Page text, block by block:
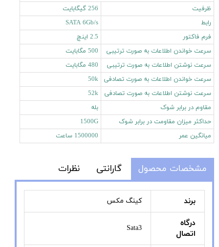
ظرفیت
256 گیگابایت
رابط
SATA 6Gb/s
فرم فاکتور
2.5 اینچ
سرعت خواندن اطلاعات به صورت ترتیبی
500 مگابایت
سرعت نوشتن اطلاعات به صورت ترتیبی
480 مگابایت
سرعت خواندن اطلاعات به صورت تصادفی
50k
سرعت نوشتن اطلاعات به صورت تصادفی
52k
مقاوم در برابر شوک
بله
حداکثر میزان مقاومت در برابر شوک
1500G
میانگین عمر
1500000 ساعت
مشخصات محصول گارانتی نظرات
برند کینگ مکس
درگاه
اتصال
Sata3